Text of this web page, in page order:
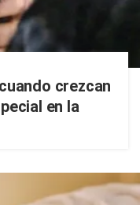
crezcan
en la